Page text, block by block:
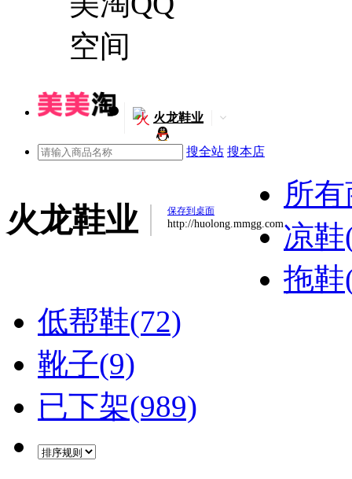
火 火龙鞋业
搜全站 搜本店
火龙鞋业 保存到桌面
http://huolong.mmgg.com
所
凉鞋
拖鞋
低帮鞋(72)
靴子(9)
已下架(989)